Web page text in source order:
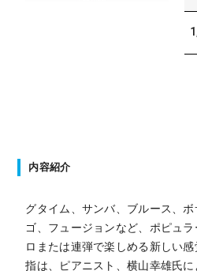
内容紹介
グタイム、サンバ、ブルース、
ゴ、フュージョンなど、ポピュ
ロまたは連弾で楽しめる新しい
指は、ピアニスト、横山幸雄氏